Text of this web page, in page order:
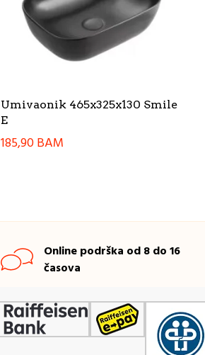
Umivaonik 465x325x130 Smile
E
185,90BAM
Online podrška od 8 do 16
časova